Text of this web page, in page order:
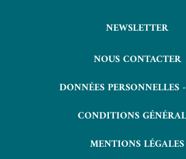
NEWSLETTER
NOUS CONTACTER
DONNÉES PERSONNELLES
CONDITIONS
MENTIONS LÉGALES